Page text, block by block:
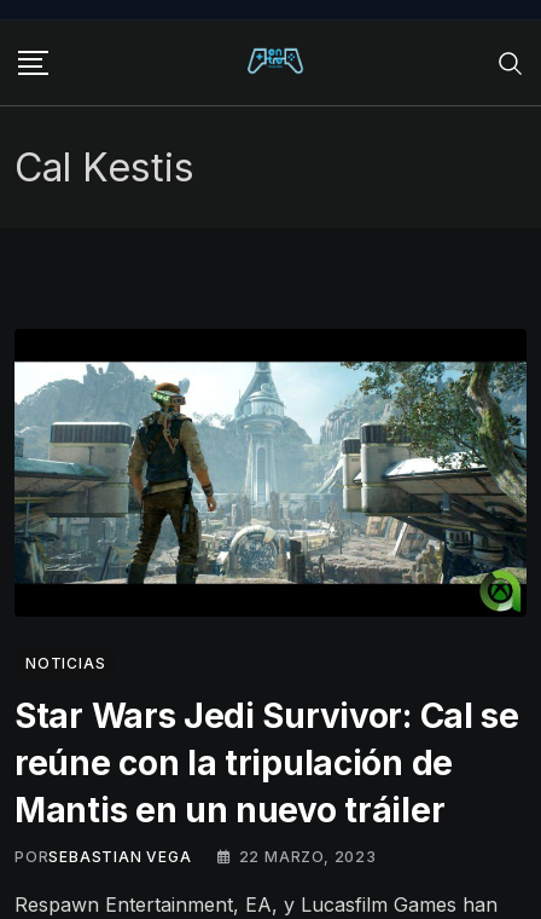
content
Cal Kestis
NOTICIAS
Star Wars Jedi Survivor: Cal se
reúne con la tripulación de
Mantis en un nuevo tráiler
PORSEBASTIAN VEGA 22 MARZO, 2023
Respawn Entertainment, EA, y Lucasfilm Games han